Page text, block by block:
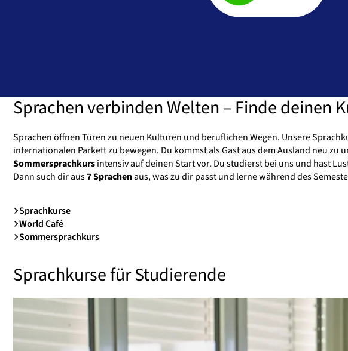
Sprachen verbinden Welten – Finde deinen
Sprachen öffnen Türen zu neuen Kulturen und beruflichen Wegen. Unsere
internationalen Parkett zu bewegen. Du kommst als Gast aus dem Ausland neu zu
Sommersprachkursintensiv auf deinen Start vor. Du studierst bei uns und hast
Dann such dir aus7 Sprachenaus, was zu dir passt und lerne während des
Sprachkurse
World Café
Sommersprachkurs
Sprachkurse für Studierende